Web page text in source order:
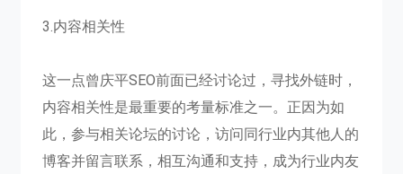
3.内容相关性
这一点曾庆平SEO前面已经讨论过，寻找外链时，
内容相关性是最重要的考量标准之一。正因为如
此，参与相关论坛的讨论，访问同行业内其他人的
博客并留言联系，相互沟通和支持，成为行业内友